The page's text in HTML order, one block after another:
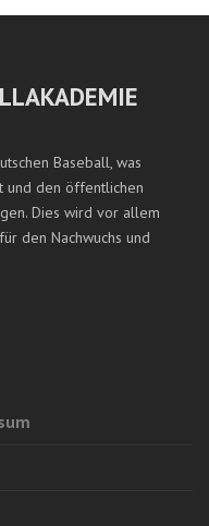
Baseball, was
und den öffentlichen
Dies wird vor allem
den Nachwuchs und